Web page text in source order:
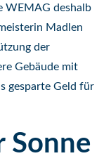
WEMAG deshalb
Madlen
der
Gebäude mit
gesparte Geld für
Sonne